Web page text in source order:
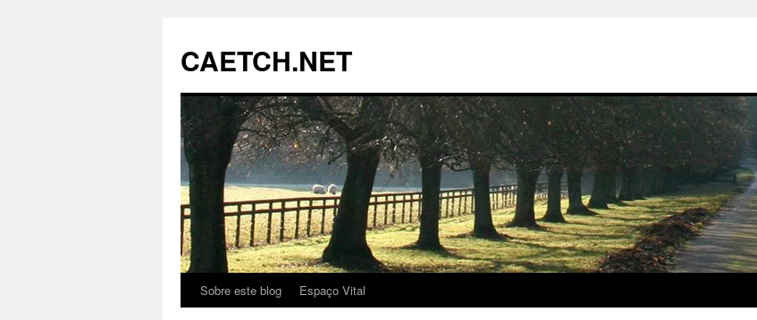
o
conteúdo
CAETCH.NET
Sobre este blog Espaço Vital